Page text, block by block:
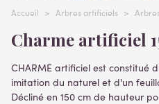
Accueil > Arbres artificiels >
Charme artificiel
CHARME artificiel est constitué
imitation du naturel et d'un
Décliné en 150 cm de hauteur